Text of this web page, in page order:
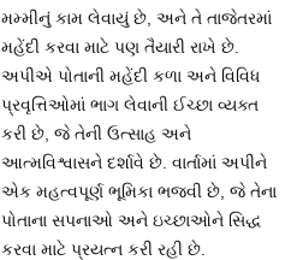
મમ્મીનું કામ લેવાયું છે, અને તે તાજેતરમાં
મહેંદી કરવા માટે પણ તૈયારી રાખે છે.
અપીએ પોતાની મહેંદી કળા અને વિવિધ
પ્રવૃત્તિઓમાં ભાગ લેવાની ઈચ્છા વ્યક્ત
કરી છે, જે તેની ઉત્સાહ અને
આત્મવિશ્વાસને દર્શાવે છે. વાર્તામાં અપીને
એક મહત્વપૂર્ણ ભૂમિકા ભજવી છે, જે તેના
પોતાના સપનાઓ અને ઇચ્છાઓને સિદ્ધ
કરવા માટે પ્રયત્ન કરી રહી છે.